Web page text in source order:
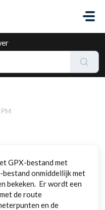
GPX-bestand met
bestand onmiddellijk met
bekeken. Er wordt een
de route
en de